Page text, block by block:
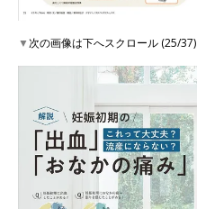
▼次の画像は下へスクロール (25/37)